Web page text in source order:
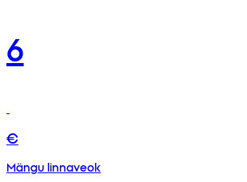
6
€
Mängu linnaveok